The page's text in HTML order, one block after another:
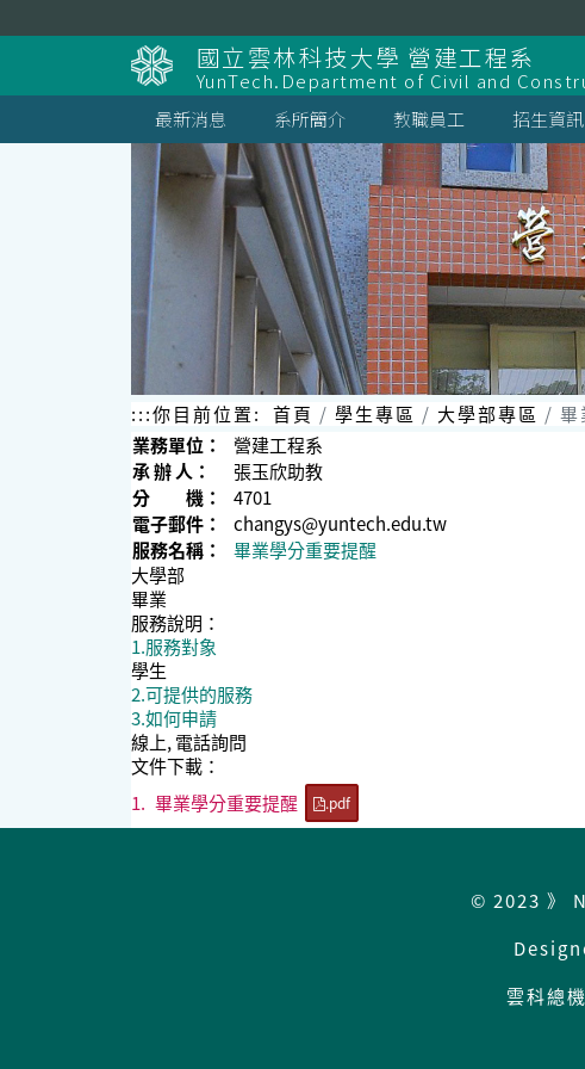
到
國立雲林科技大學 營建工程系
YunTech.Department of Civil and
最新消息
系所簡介 教職員工 招生資訊
:::你目前位置: 首頁 學生專區 大學部專區
畢
業務單位：
營建工程系
承 辦 人：
張玉欣助教
分 機：
4701
電子郵件：
changys@yuntech.edu.tw
服務名稱：
畢業學分重要提醒
大學部
畢業
服務說明：
1.服務對象
學生
2.可提供的服務
3.如何申請
線上, 電話詢問
文件下載：
1. 畢業學分重要提醒 .pdf
© 2023 》
雲科總機